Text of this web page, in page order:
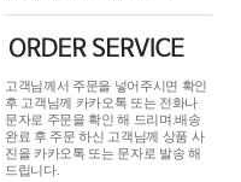
고객님께서 주문을 넣어주시면 확인
후 고객님께 카카오톡 또는 전화나
문자로 주문을 확인 해 드리며.배송
완료 후 주문 하신 고객님께 상품 사
진을 카카오톡 또는 문자로 발송 해
드립니다.